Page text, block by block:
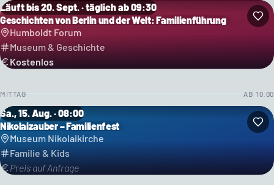
Läuft bis 20. Sept. · täglich ab 09:30
Geschichten von Berlin und der Welt: Familienführung
Humboldt Forum
Museum & Geschichte
Kostenlos
MITTAG AB 10:00
Sa., 15. Aug. · 08:00
Nikolaizauber – Familienfest
Museum Nikolaikirche
Familie & Kids
Preis auf Anfrage